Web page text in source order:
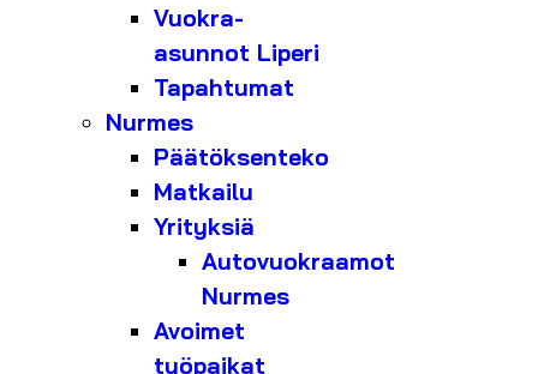
Vuokra-
asunnot Liperi
Tapahtumat
Nurmes
Päätöksenteko
Matkailu
Yrityksiä
Autovuokraamot
Nurmes
Avoimet
työpaikat